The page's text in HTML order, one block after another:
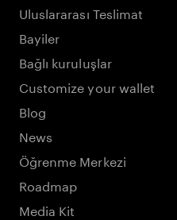
Uluslararası Teslimat
Bayiler
Bağlı kuruluşlar
Customize your wallet
Blog
News
Öğrenme Merkezi
Roadmap
Media Kit